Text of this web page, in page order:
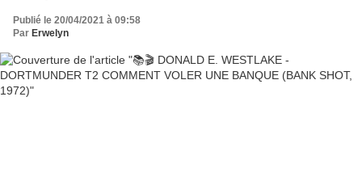
Publié le 20/04/2021 à 09:58
Par Erwelyn